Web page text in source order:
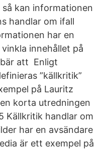
kan informationen
handlar om ifall
har en
innehållet på
att Enligt
”källkritik”
på Lauritz
korta utredningen
Källkritik handlar om
har en avsändare
är ett exempel på